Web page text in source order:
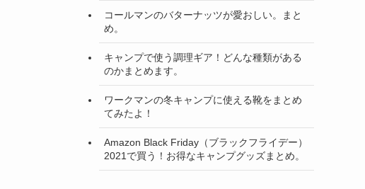
コールマンのバターナッツが愛おしい。まと
め。
キャンプで使う調理ギア！どんな種類がある
のかまとめます。
ワークマンの冬キャンプに使える靴をまとめ
てみたよ！
Amazon Black Friday（ブラックフライデー）
2021で買う！お得なキャンプグッズまとめ。